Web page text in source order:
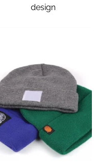
design